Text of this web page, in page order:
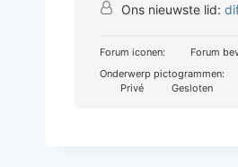
Ons nieuwste lid:
Forum iconen: Forum
Onderwerp pictogrammen:
Privé
Gesloten